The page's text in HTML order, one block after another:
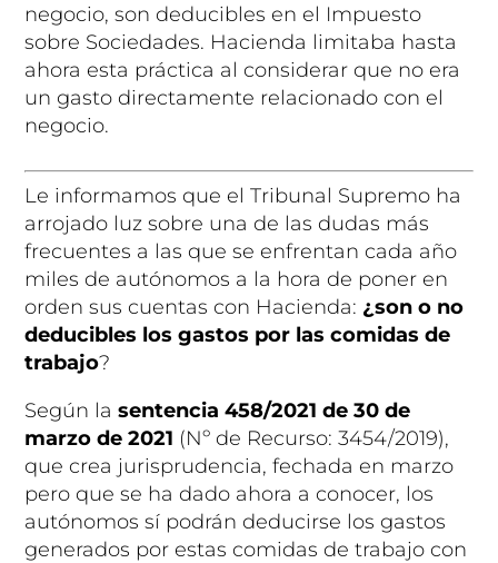
negocio, son deducibles en el Impuesto
sobre Sociedades. Hacienda limitaba hasta
ahora esta práctica al considerar que no era
un gasto directamente relacionado con el
negocio.
Le informamos que el Tribunal Supremo ha
arrojado luz sobre una de las dudas más
frecuentes a las que se enfrentan cada año
miles de autónomos a la hora de poner en
orden sus cuentas con Hacienda: ¿son o no
deducibles los gastos por las comidas de
trabajo?
Según lasentencia 458/2021 de 30 de
marzo de 2021 (Nº de Recurso: 3454/2019),
que crea jurisprudencia, fechada en marzo
pero que se ha dado ahora a conocer, los
autónomos sí podrán deducirse los gastos
generados por estas comidas de trabajo con